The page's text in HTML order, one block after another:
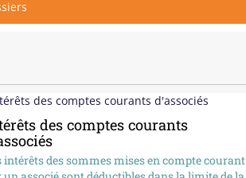
des comptes courants
intérêts des sommes mises en compte courant